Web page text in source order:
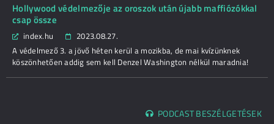
Hollywood védelmezője az oroszok után újabb maffiózókkal
csap össze
index.hu
2023.08.27.
A védelmező 3. a jövő héten kerül a mozikba, de mai kvízünknek
köszönhetően addig sem kell Denzel Washington nélkül maradnia!
PODCAST BESZÉLGETÉSEK